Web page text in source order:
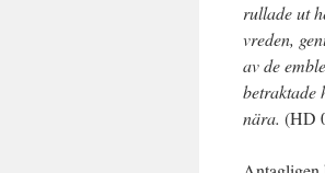
rullade ut
vreden,
av de
betraktade
nära. (HD